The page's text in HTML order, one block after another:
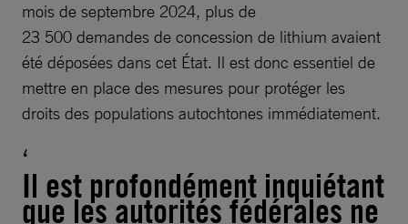
mois de septembre 2024, plus de
23 500 demandes de concession de lithium avaient
été déposées dans cet État. Il est donc essentiel de
mettre en place des mesures pour protéger les
droits des populations autochtones immédiatement.
Il est profondément inquiétant
que les autorités fédérales ne